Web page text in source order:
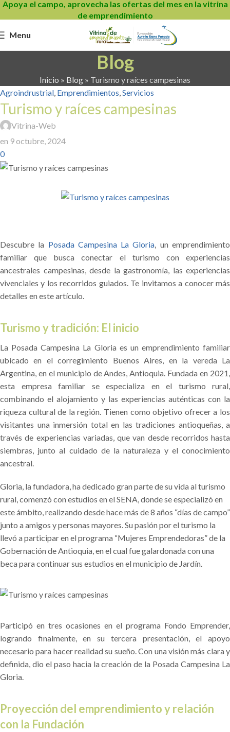
Apoya el campo, aprovecha las ofertas del mes en la vitrina
de emprendimiento
Menu
Blog
Inicio » Blog » Turismo y raíces campesinas
Agroindrustrial, Emprendimientos,Servicios
Turismo y raíces campesinas
Vitrina-Web
en 9 octubre, 2024
0
Descubre la Posada Campesina La Gloria, un emprendimiento
familiar que busca conectar el turismo con experiencias
ancestrales campesinas, desde la gastronomía, las experiencias
vivenciales y los recorridos guiados. Te invitamos a conocer más
detalles en este artículo.
Turismo y tradición: El inicio
La Posada Campesina La Gloria es un emprendimiento familiar
ubicado en el corregimiento Buenos Aires, en la vereda La
Argentina, en el municipio de Andes, Antioquia. Fundada en 2021,
esta empresa familiar se especializa en el turismo rural,
combinando el alojamiento y las experiencias auténticas con la
riqueza cultural de la región. Tienen como objetivo ofrecer a los
visitantes una inmersión total en las tradiciones antioqueñas, a
través de experiencias variadas, que van desde recorridos hasta
siembras, junto al cuidado de la naturaleza y el conocimiento
ancestral.
Gloria, la fundadora, ha dedicado gran parte de su vida al turismo
rural, comenzó con estudios en el SENA, donde se especializó en
este ámbito, realizando desde hace más de 8 años “días de campo”
junto a amigos y personas mayores. Su pasión por el turismo la
llevó a participar en el programa “Mujeres Emprendedoras” de la
Gobernación de Antioquia, en el cual fue galardonada con una
beca para continuar sus estudios en el municipio de Jardín.
Participó en tres ocasiones en el programa Fondo Emprender,
logrando finalmente, en su tercera presentación, el apoyo
necesario para hacer realidad su sueño. Con una visión más clara y
definida, dio el paso hacia la creación de la Posada Campesina La
Gloria.
Proyección del emprendimiento y relación
con la Fundación